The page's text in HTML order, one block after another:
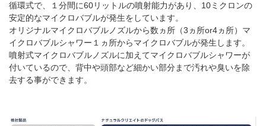
循環式で、１分間に60リットルの噴射能力があり、10ミクロンの
安定的なマイクロバブルが発生をしています。
オリジナルマイクロバブルノズルから数ヵ所（3ヵ所or4ヵ所）マ
イクロバブルシャワー１ヵ所からマイクロバブルが発生します。
噴射式マイクロバブルノズルに加えてマイクロバブルシャワーが
付いているので、背中や頭部など細かい部分まで汚れや臭いを除
去する事ができます。